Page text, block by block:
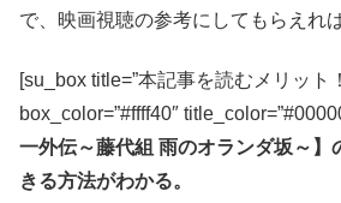
で、映画視聴の参考にしてもらえれ
[su_box title=”本記事を読むメリット
box_color=”#ffff40″
一外伝～藤代組 雨のオランダ坂～】
きる方法がわかる。